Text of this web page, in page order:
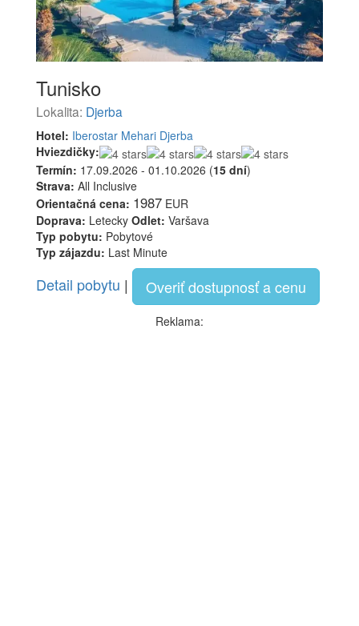
Tunisko
Lokalita: Djerba
Hotel: Iberostar Mehari Djerba
Hviezdičky:
Termín: 17.09.2026 - 01.10.2026 (15 dní)
Strava: All Inclusive
Orientačná cena: 1987 EUR
Doprava: Letecky Odlet: Varšava
Typ pobytu: Pobytové
Typ zájazdu: Last Minute
Detail pobytu | Overiť dostupnosť a cenu
Reklama: